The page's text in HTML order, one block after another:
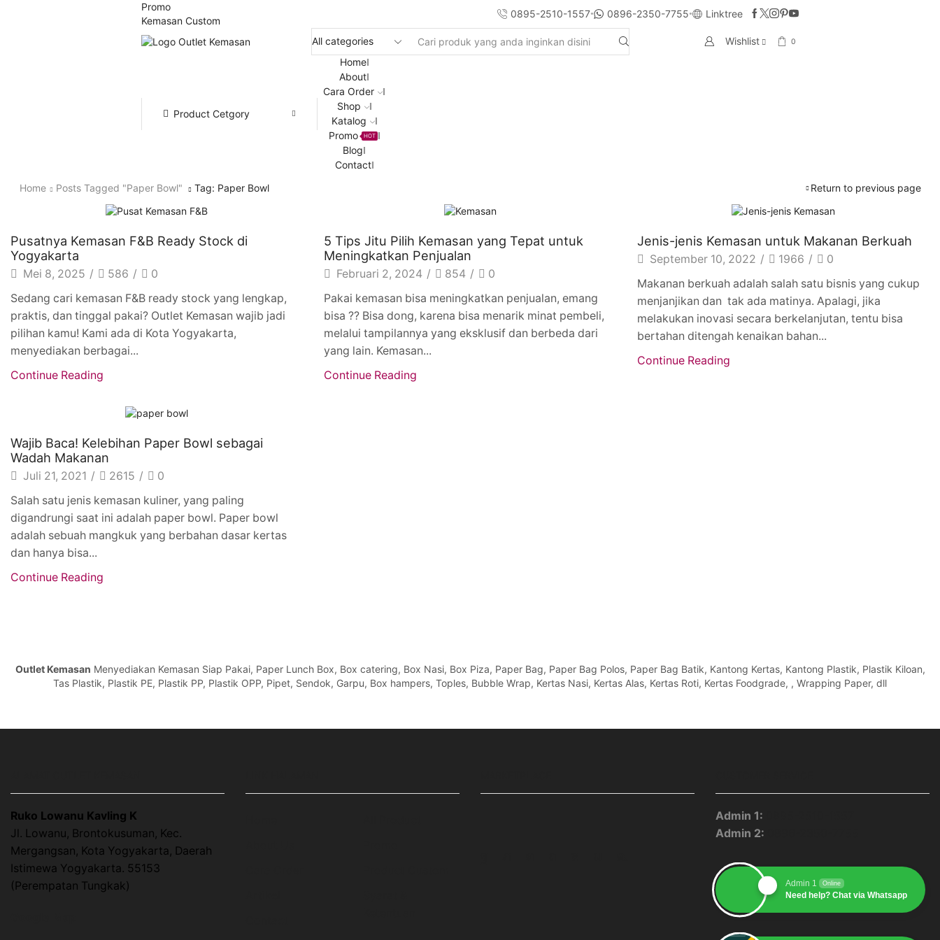
Promo
Kemasan Custom
0895-2510-1557 0896-2350-7755 Linktree
Search
Wishlist 0
Product Cetgory
Home
About
Cara Order
Shop
Katalog
Promo
HOT
Blog
Contact
Return to previous page
Home Posts Tagged "paper Bowl" Tag: Paper Bowl
Artikel
Pusatnya Kemasan F&B Ready Stock di
Yogyakarta
Mei 8, 2025 / 586 /
0
Sedang cari kemasan F&B ready stock yang lengkap,
praktis, dan tinggal pakai? Outlet Kemasan wajib jadi
pilihan kamu! Kami ada di Kota Yogyakarta,
menyediakan berbagai...
Continue Reading
Artikel
5 Tips Jitu Pilih Kemasan yang Tepat untuk
Meningkatkan Penjualan
Februari 2, 2024 / 854 /
0
Pakai kemasan bisa meningkatkan penjualan, emang
bisa ?? Bisa dong, karena bisa menarik minat pembeli,
melalui tampilannya yang eksklusif dan berbeda dari
yang lain. Kemasan...
Continue Reading
Artikel
Jenis-jenis Kemasan untuk Makanan Berkuah
September 10, 2022 / 1966 /
0
Makanan berkuah adalah salah satu bisnis yang cukup
menjanjikan dan tak ada matinya. Apalagi, jika
melakukan inovasi secara berkelanjutan, tentu bisa
bertahan ditengah kenaikan bahan...
Continue Reading
Artikel
Wajib Baca! Kelebihan Paper Bowl sebagai
Wadah Makanan
Juli 21, 2021 / 2615 /
0
Salah satu jenis kemasan kuliner, yang paling
digandrungi saat ini adalah paper bowl. Paper bowl
adalah sebuah mangkuk yang berbahan dasar kertas
dan hanya bisa...
Continue Reading
Outlet Kemasan Menyediakan Kemasan Siap Pakai, Paper Lunch Box, Box catering, Box Nasi, Box Piza, Paper Bag, Paper Bag Polos, Paper Bag Batik, Kantong Kertas, Kantong Plastik, Plastik Kiloan,
Tas Plastik, Plastik PE, Plastik PP, Plastik OPP, Pipet, Sendok, Garpu, Box hampers, Toples, Bubble Wrap, Kertas Nasi, Kertas Alas, Kertas Roti, Kertas Foodgrade, , Wrapping Paper, dll
Ruko Lowanu Kavling K
Jl. Lowanu, Brontokusuman, Kec.
Mergangsan, Kota Yogyakarta, Daerah
Istimewa Yogyakarta. 55153
(Perempatan Tungkak)
Admin 1:
Admin 2:
Admin 1 Online
Need help? Chat via Whatsapp